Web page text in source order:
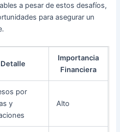
a pesar de estos desafíos,
para asegurar un
Detalle
Importancia
Financiera
por
y
Alto